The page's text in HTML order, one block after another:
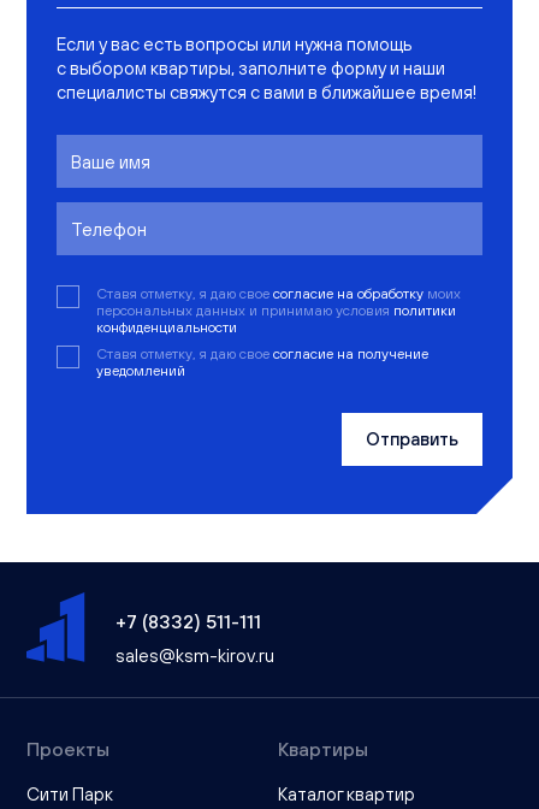
Если у вас есть вопросы или нужна помощь
с выбором квартиры, заполните форму и наши
специалисты свяжутся с вами в ближайшее время!
Ставя отметку, я даю свое согласие на обработку моих
персональных данных и принимаю условия политики
конфиденциальности
Ставя отметку, я даю свое согласие на получение
уведомлений
Отправить
+7 (8332) 511-111
sales@ksm-kirov.ru
Проекты
Сити Парк
Квартиры
Каталог квартир